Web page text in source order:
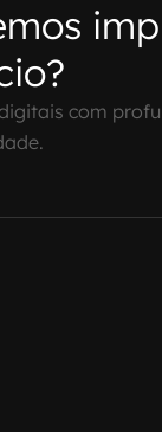
com